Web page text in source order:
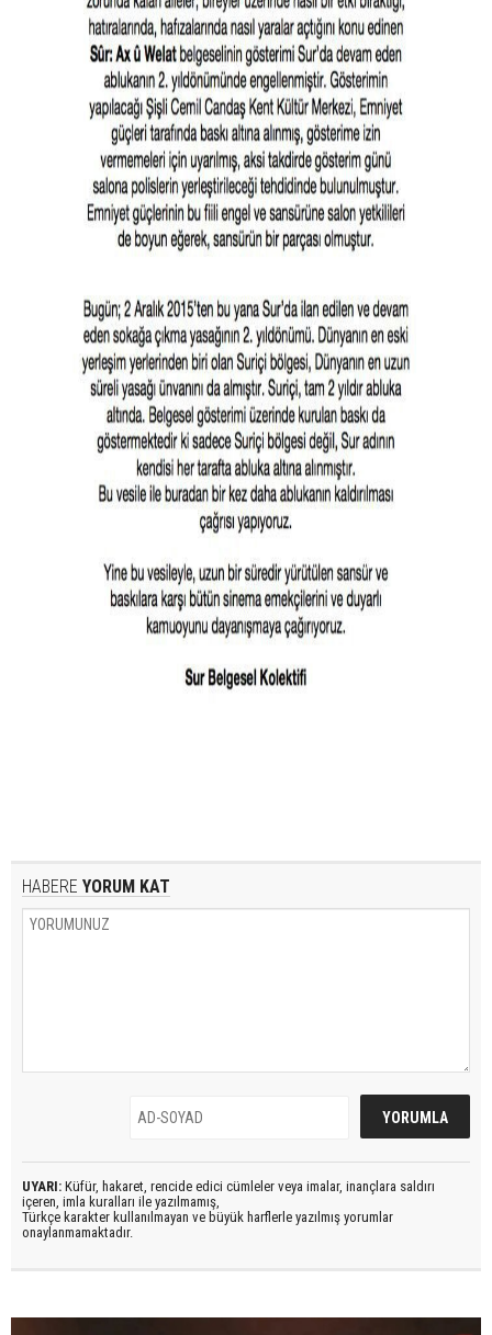
HABERE YORUM KAT
UYARI: Küfür, hakaret, rencide edici cümleler veya imalar, inançlara saldırı
içeren, imla kuralları ile yazılmamış,
Türkçe karakter kullanılmayan ve büyük harflerle yazılmış yorumlar
onaylanmamaktadır.